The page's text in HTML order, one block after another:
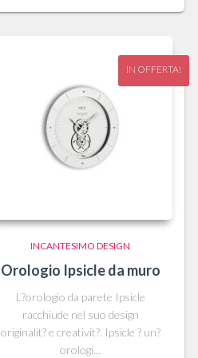
originaleattuale
IN OFFERTA!
INCANTESIMO DESIGN
Orologio Ipsicle da muro
L?orologio da parete Ipsicle
racchiude nel suo design
originalit? e creativit?. Ipsicle ? un?
orologi...